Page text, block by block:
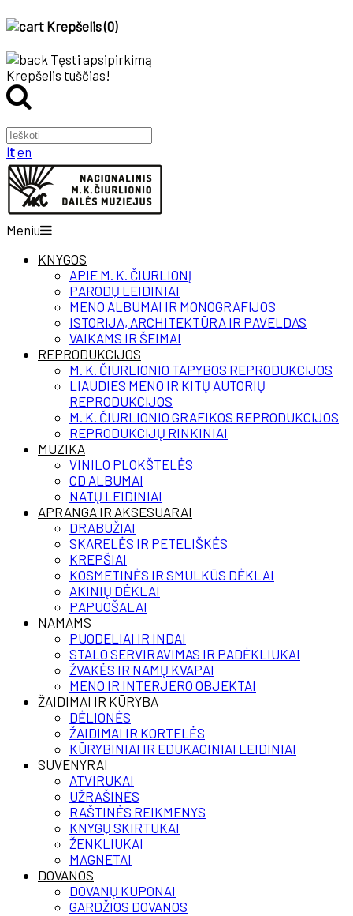
Krepšelis (0)
Tęsti apsipirkimą
Krepšelis tuščias!
lten
Meniu
KNYGOS
APIE M. K. ČIURLIONĮ
PARODŲ LEIDINIAI
MENO ALBUMAI IR MONOGRAFIJOS
ISTORIJA, ARCHITEKTŪRA IR PAVELDAS
VAIKAMS IR ŠEIMAI
REPRODUKCIJOS
M. K. ČIURLIONIO TAPYBOS REPRODUKCIJOS
LIAUDIES MENO IR KITŲ AUTORIŲ
REPRODUKCIJOS
M. K. ČIURLIONIO GRAFIKOS REPRODUKCIJOS
REPRODUKCIJŲ RINKINIAI
MUZIKA
VINILO PLOKŠTELĖS
CD ALBUMAI
NATŲ LEIDINIAI
APRANGA IR AKSESUARAI
DRABUŽIAI
SKARELĖS IR PETELIŠKĖS
KREPŠIAI
KOSMETINĖS IR SMULKŪS DĖKLAI
AKINIŲ DĖKLAI
PAPUOŠALAI
NAMAMS
PUODELIAI IR INDAI
STALO SERVIRAVIMAS IR PADĖKLIUKAI
ŽVAKĖS IR NAMŲ KVAPAI
MENO IR INTERJERO OBJEKTAI
ŽAIDIMAI IR KŪRYBA
DĖLIONĖS
ŽAIDIMAI IR KORTELĖS
KŪRYBINIAI IR EDUKACINIAI LEIDINIAI
SUVENYRAI
ATVIRUKAI
UŽRAŠINĖS
RAŠTINĖS REIKMENYS
KNYGŲ SKIRTUKAI
ŽENKLIUKAI
MAGNETAI
DOVANOS
DOVANŲ KUPONAI
GARDŽIOS DOVANOS